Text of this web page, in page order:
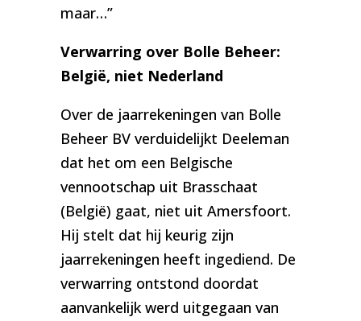
maar…”
Verwarring over Bolle Beheer:
België, niet Nederland
Over de jaarrekeningen van Bolle
Beheer BV verduidelijkt Deeleman
dat het om een Belgische
vennootschap uit Brasschaat
(België) gaat, niet uit Amersfoort.
Hij stelt dat hij keurig zijn
jaarrekeningen heeft ingediend. De
verwarring ontstond doordat
aanvankelijk werd uitgegaan van